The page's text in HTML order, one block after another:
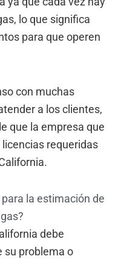
lo que significa
para que operen
con muchas
a los clientes,
que la empresa que
requeridas
la estimación de
debe
su problema o